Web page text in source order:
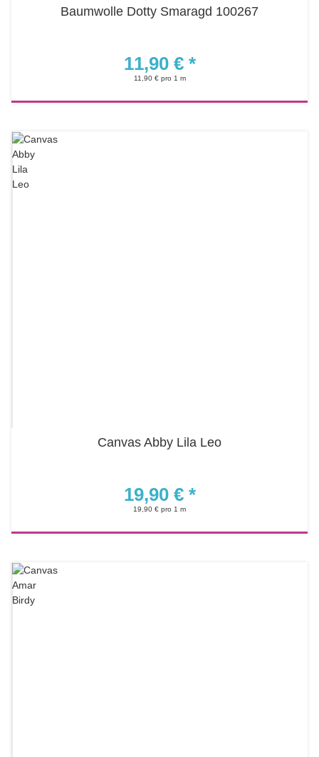
Baumwolle Dotty Smaragd 100267
11,90 € *
11,90 € pro 1 m
Canvas Abby Lila Leo
19,90 € *
19,90 € pro 1 m